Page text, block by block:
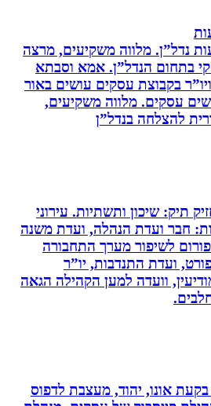
מלווה משקיעים, מרצה
הנדל”ן. אמא וסבתא
בקבוצת עסקים עושים באור
‏מלווה משקיעים,
בנדל”ן‏
שיכון ותשתיות. עירוני
חבר ועדת הנהלה, ועדת משנה
לשיפור מערך התחבורה
ועדת התנדבות, יו”ר
וועדה למען הקהילה הגאה
אונו, יהוד, מעצבת לדפוס